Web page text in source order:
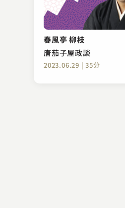
春風亭 柳枝
唐茄子屋政談
2023.06.29 | 35分